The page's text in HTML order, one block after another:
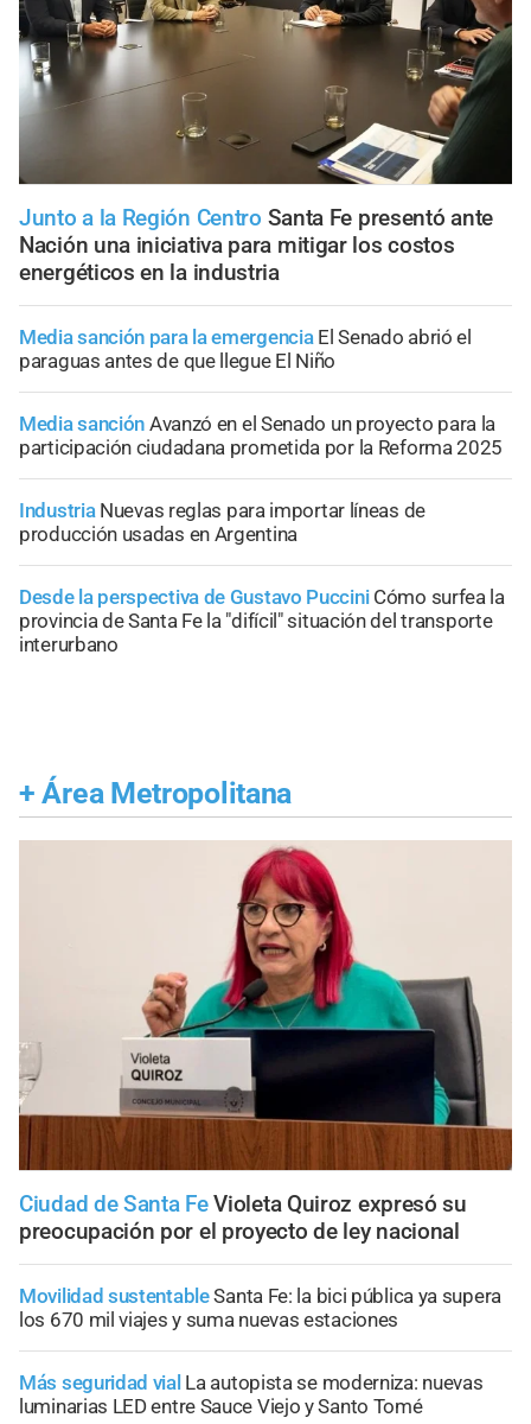
Junto a la Región Centro Santa Fe presentó ante
Nación una iniciativa para mitigar los costos
energéticos en la industria
Media sanción para la emergencia El Senado abrió el
paraguas antes de que llegue El Niño
Media sanción Avanzó en el Senado un proyecto para la
participación ciudadana prometida por la Reforma 2025
Industria Nuevas reglas para importar líneas de
producción usadas en Argentina
Desde la perspectiva de Gustavo Puccini Cómo surfea la
provincia de Santa Fe la "difícil" situación del transporte
interurbano
+ Área Metropolitana
Ciudad de Santa Fe Violeta Quiroz expresó su
preocupación por el proyecto de ley nacional
Movilidad sustentableSanta Fe: la bici pública ya supera
los 670 mil viajes y suma nuevas estaciones
Más seguridad vial La autopista se moderniza: nuevas
luminarias LED entre Sauce Viejo y Santo Tomé